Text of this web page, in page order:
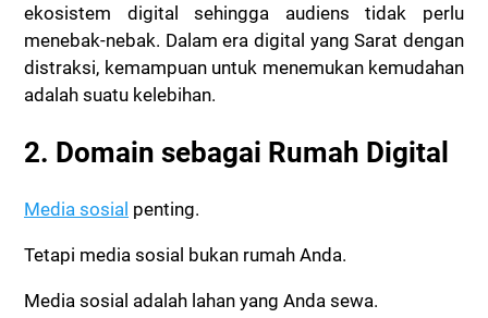
ekosistem digital sehingga audiens tidak perlu
menebak-nebak. Dalam era digital yang Sarat dengan
distraksi, kemampuan untuk menemukan kemudahan
adalah suatu kelebihan.
2. Domain sebagai Rumah Digital
Media sosial penting.
Tetapi media sosial bukan rumah Anda.
Media sosial adalah lahan yang Anda sewa.